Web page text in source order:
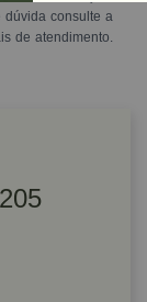
dúvida consulte a
de atendimento.